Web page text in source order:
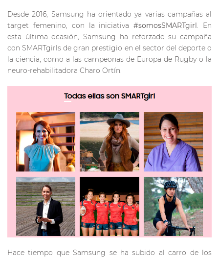
Desde 2016, Samsung ha orientado ya varias campañas al
target femenino, con la iniciativa#somosSMARTgirl . En
esta última ocasión, Samsung ha reforzado su campaña
con SMARTgirls de gran prestigio en el sector del deporte o
la ciencia, como a las campeonas de Europa de Rugby o la
neuro-rehabilitadora Charo Ortín.
Hace tiempo que Samsung se ha subido al carro de los